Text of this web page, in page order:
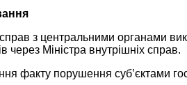
з центральними органами
через Міністра внутрішніх справ.
факту порушення суб’єктами